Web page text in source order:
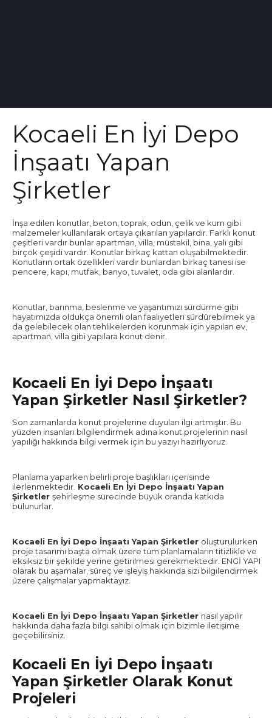
Kocaeli En İyi Depo
İnşaatı Yapan
Şirketler
İnşa edilen konutlar, beton, toprak, odun, çelik ve kum gibi
malzemeler kullanılarak ortaya çıkarılan yapılardır. Farklı konut
çeşitleri vardır bunlar apartman, villa, müstakil, bina, yalı gibi
birçok çeşidi vardır. Konutlar birkaç kattan oluşabilmektedir.
Konutların ortak özellikleri vardır bunlardan birkaç tanesi ise
pencere, kapı, mutfak, banyo, tuvalet, oda gibi alanlardır.
Konutlar, barınma, beslenme ve yaşantımızı sürdürme gibi
hayatımızda oldukça önemli olan faaliyetleri sürdürebilmek ya
da gelebilecek olan tehlikelerden korunmak için yapılan ev,
apartman, villa gibi yapılara konut denir.
Kocaeli En İyi Depo İnşaatı
Yapan Şirketler Nasıl Şirketler?
Son zamanlarda konut projelerine duyulan ilgi artmıştır. Bu
yüzden insanları bilgilendirmek adına konut projelerinin nasıl
yapılığı hakkında bilgi vermek için bu yazıyı hazırlıyoruz.
Planlama yaparken belirli proje başlıkları içerisinde
ilerlenmektedir. Kocaeli En İyi Depo İnşaatı Yapan
Şirketler şehirleşme sürecinde büyük oranda katkıda
bulunurlar.
Kocaeli En İyi Depo İnşaatı Yapan Şirketler oluşturulurken
proje tasarımı başta olmak üzere tüm planlamaların titizlikle ve
eksiksiz bir şekilde yerine getirilmesi gerekmektedir. ENGİ YAPI
olarak bu aşamalar, süreç ve işleyiş hakkında sizi bilgilendirmek
üzere çalışmalar yapmaktayız.
Kocaeli En İyi Depo İnşaatı Yapan Şirketler nasıl yapılır
hakkında daha fazla bilgi sahibi olmak için bizimle iletişime
geçebilirsiniz.
Kocaeli En İyi Depo İnşaatı
Yapan Şirketler Olarak Konut
Projeleri